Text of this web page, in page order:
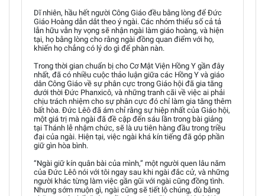
Dĩ nhiên, hầu hết người Công Giáo đều bằng lòng để Đức
Giáo Hoàng dẫn dắt theo ý ngài. Các nhóm thiểu số cả tả
lẫn hữu vẫn hy vọng sẽ nhận ngài làm giáo hoàng, và hiện
tại, họ bằng lòng cho rằng ngài đồng quan điểm với họ,
khiến họ chẳng có lý do gì để phàn nàn.
Trong thời gian chuẩn bị cho Cơ Mật Viện Hồng Y gần đây
nhất, đã có nhiều cuộc thảo luận giữa các Hồng Y và giáo
dân Công Giáo về sự phân cực trong Giáo hội đã gia tăng
dưới thời Đức Phanxicô, và những tranh cãi về việc ai phải
chịu trách nhiệm cho sự phân cực đó chỉ làm gia tăng thêm
bất hòa. Đức Lêô đã ám chỉ rằng sự hiệp nhất của Giáo hội,
một giá trị mà ngài đã đề cập đến sáu lần trong bài giảng
tại Thánh lễ nhậm chức, sẽ là ưu tiên hàng đầu trong triều
đại của ngài. Hiện tại, việc ngài khá kín tiếng đã góp phần
giữ gìn hòa bình.
“Ngài giữ kín quân bài của mình,” một người quen lâu năm
của Đức Lêô nói với tôi ngay sau khi ngài đắc cử, và những
người khác từng làm việc gần gũi với ngài cũng đồng tình.
Nhưng sớm muộn gì, ngài cũng sẽ tiết lộ chúng, dù bằng